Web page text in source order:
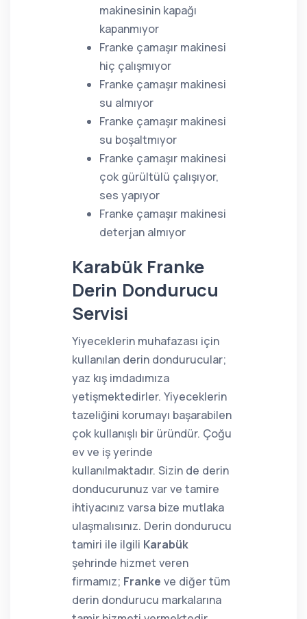
makinesinin kapağı
kapanmıyor
Franke çamaşır makinesi
hiç çalışmıyor
Franke çamaşır makinesi
su almıyor
Franke çamaşır makinesi
su boşaltmıyor
Franke çamaşır makinesi
çok gürültülü çalışıyor,
ses yapıyor
Franke çamaşır makinesi
deterjan almıyor
Karabük Franke
Derin Dondurucu
Servisi
Yiyeceklerin muhafazası için
kullanılan derin dondurucular;
yaz kış imdadımıza
yetişmektedirler. Yiyeceklerin
tazeliğini korumayı başarabilen
çok kullanışlı bir üründür. Çoğu
ev ve iş yerinde
kullanılmaktadır. Sizin de derin
donducurunuz var ve tamire
ihtiyacınız varsa bize mutlaka
ulaşmalısınız. Derin dondurucu
tamiri ile ilgili Karabük
şehrinde hizmet veren
firmamız; Franke ve diğer tüm
derin dondurucu markalarına